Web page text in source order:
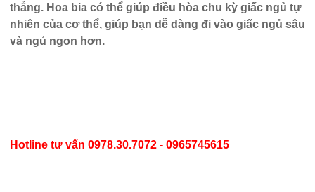
thẳng. Hoa bia có thể giúp điều hòa chu kỳ giấc ngủ tự
nhiên của cơ thể, giúp bạn dễ dàng đi vào giấc ngủ sâu
và ngủ ngon hơn.
Hotline tư vấn 0978.30.7072 - 0965745615